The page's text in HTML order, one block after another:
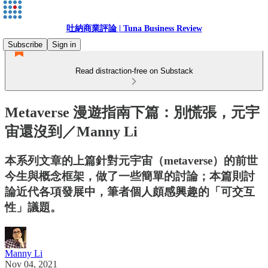
吐納商業評論 | Tuna Business Review
Subscribe
Sign in
Read distraction-free on Substack
Metaverse 漫遊指南下篇：別慌張，元宇
宙還沒到／Manny Li
本系列文章的上篇針對元宇宙（metaverse）的前世
今生與概念框架，做了一些簡單的討論；本篇則討
論近代各項發展中，筆者個人頗感興趣的「可交互
性」議題。
Manny Li
Nov 04, 2021